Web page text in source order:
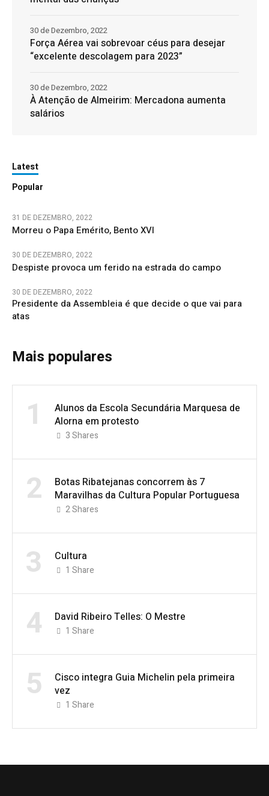
Força Aérea vai sobrevoar céus para desejar
“excelente descolagem para 2023”
30 de Dezembro, 2022
À Atenção de Almeirim: Mercadona aumenta
salários
30 de Dezembro, 2022
Latest
Popular
31 DE DEZEMBRO, 2022
Morreu o Papa Emérito, Bento XVI
30 DE DEZEMBRO, 2022
Despiste provoca um ferido na estrada do campo
30 DE DEZEMBRO, 2022
Presidente da Assembleia é que decide o que vai para
atas
Mais populares
1
Alunos da Escola Secundária Marquesa de
Alorna em protesto
3Shares
2
Botas Ribatejanas concorrem às 7
Maravilhas da Cultura Popular Portuguesa
2Shares
3 Cultura
1 Share
4 David Ribeiro Telles: O Mestre
1 Share
5
Cisco integra Guia Michelin pela primeira
vez
1 Share